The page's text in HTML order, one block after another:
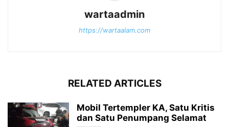
wartaadmin
https://wartaalam.com
RELATED ARTICLES
Mobil Tertempler KA, Satu Kritis
dan Satu Penumpang Selamat